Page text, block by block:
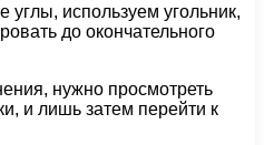
используем угольник,
до окончательного
нужно просмотреть
и лишь затем перейти к